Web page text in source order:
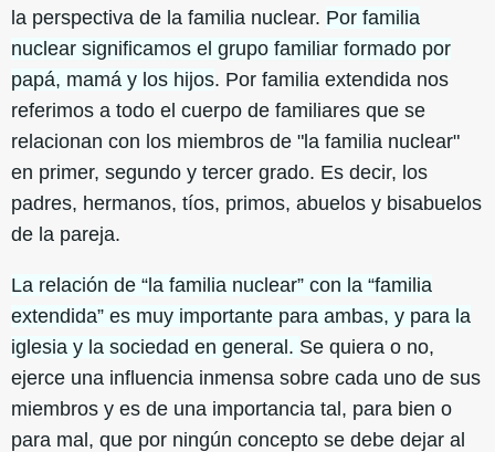
la perspectiva de la familia nuclear. Por familia
nuclear significamos el grupo familiar formado por
papá, mamá y los hijos. Por familia extendida nos
referimos a todo el cuerpo de familiares que se
relacionan con los miembros de "la familia nuclear"
en primer, segundo y tercer grado. Es decir, los
padres, hermanos, tíos, primos, abuelos y bisabuelos
de la pareja.
La relación de “la familia nuclear” con la “familia
extendida” es muy importante para ambas, y para la
iglesia y la sociedad en general. Se quiera o no,
ejerce una influencia inmensa sobre cada uno de sus
miembros y es de una importancia tal, para bien o
para mal, que por ningún concepto se debe dejar al